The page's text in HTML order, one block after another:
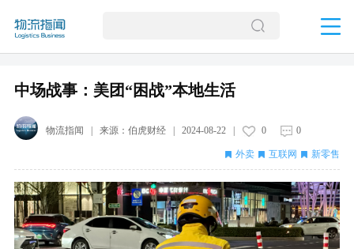
中场战事：美团“困战”本地生活
物流指闻 | 来源： 伯虎财经| 2024-08-22| 0 0
外卖 互联网 新零售